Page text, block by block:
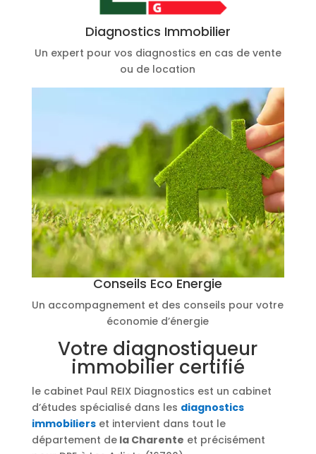
Diagnostics Immobilier
Un expert pour vos diagnostics en cas de vente
ou de location
Conseils Eco Energie
Un accompagnement et des conseils pour votre
économie d’énergie
Votre diagnostiqueur
immobilier certifié
le cabinet Paul REIX Diagnostics est un cabinet
d’études spécialisé dans les diagnostics
immobilierset intervient dans tout le
département dela Charente et précisément